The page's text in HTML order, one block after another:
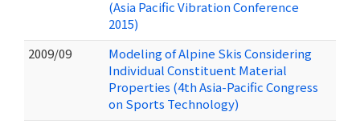
(Asia Pacific Vibration Conference
2015)
2009/09
Modeling of Alpine Skis Considering
Individual Constituent Material
Properties (4th Asia-Pacific Congress
on Sports Technology)